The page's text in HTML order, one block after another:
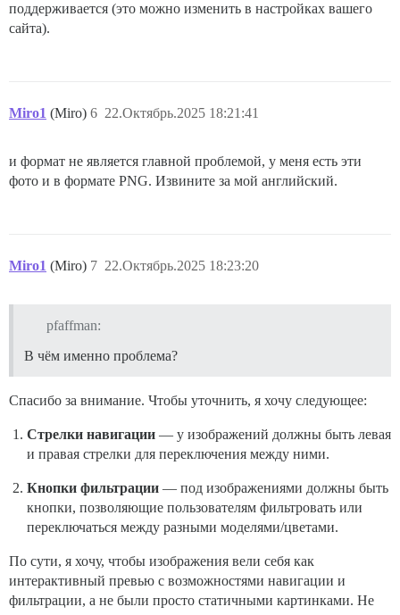
поддерживается (это можно изменить в настройках вашего
сайта).
Miro1 (Miro) 22.Октябрь.2025 18:21:41
6
и формат не является главной проблемой, у меня есть эти
фото и в формате PNG. Извините за мой английский.
Miro1 (Miro) 22.Октябрь.2025 18:23:20
7
pfaffman:
В чём именно проблема?
Спасибо за внимание. Чтобы уточнить, я хочу следующее:
Стрелки навигации — у изображений должны быть левая
и правая стрелки для переключения между ними.
Кнопки фильтрации — под изображениями должны быть
кнопки, позволяющие пользователям фильтровать или
переключаться между разными моделями/цветами.
По сути, я хочу, чтобы изображения вели себя как
интерактивный превью с возможностями навигации и
фильтрации, а не были просто статичными картинками. Не